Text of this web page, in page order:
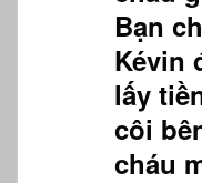
Bạn
Kévin
lấy
côi
cháu